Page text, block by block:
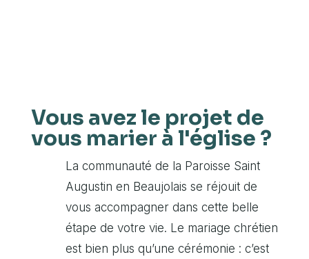
Vous avez le projet de
vous marier à l'église ?
La communauté de la Paroisse Saint
Augustin en Beaujolais se réjouit de
vous accompagner dans cette belle
étape de votre vie. Le mariage chrétien
est bien plus qu’une cérémonie : c’est